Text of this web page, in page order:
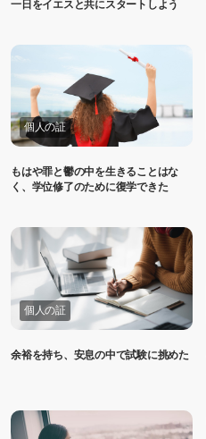
一日をイエスと共にスタートしよう
個人の証
もはや罪と鬱の中を生きることはな
く、学位修了のために復学できた
個人の証
余裕を持ち、安息の中で試験に挑めた